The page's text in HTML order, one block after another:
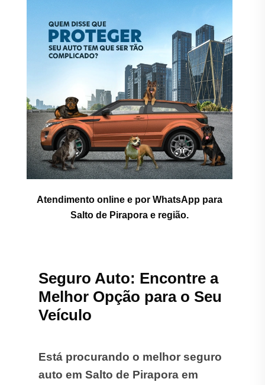
Atendimento online e por WhatsApp para
Salto de Pirapora e região.
Seguro Auto: Encontre a
Melhor Opção para o Seu
Veículo
Está procurando o melhor seguro
auto em Salto de Pirapora em